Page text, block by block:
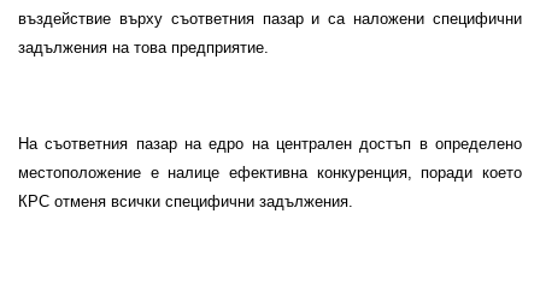
въздействие върху съответния пазар и са наложени специфични
задължения на това предприятие.
На съответния пазар на едро на централен достъп в определено
местоположение е налице ефективна конкуренция, поради което
КРС отменя всички специфични задължения.